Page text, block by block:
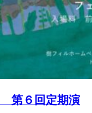
第６回定期演